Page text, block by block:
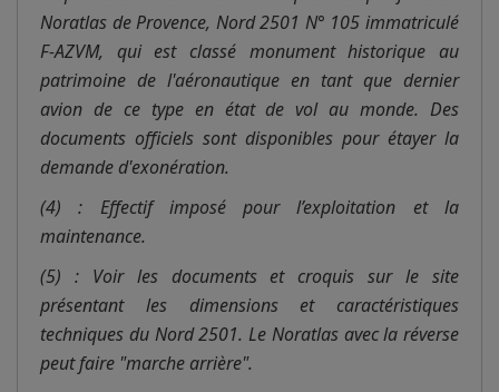
Noratlas de Provence, Nord 2501 N° 105 immatriculé
F-AZVM, qui est classé monument historique au
patrimoine de l'aéronautique en tant que dernier
avion de ce type en état de vol au monde. Des
documents officiels sont disponibles pour étayer la
demande d'exonération.
(4) : Effectif imposé pour l’exploitation et la
maintenance.
(5) : Voir les documents et croquis sur le site
présentant les dimensions et caractéristiques
techniques du Nord 2501. Le Noratlas avec la réverse
peut faire "marche arrière".